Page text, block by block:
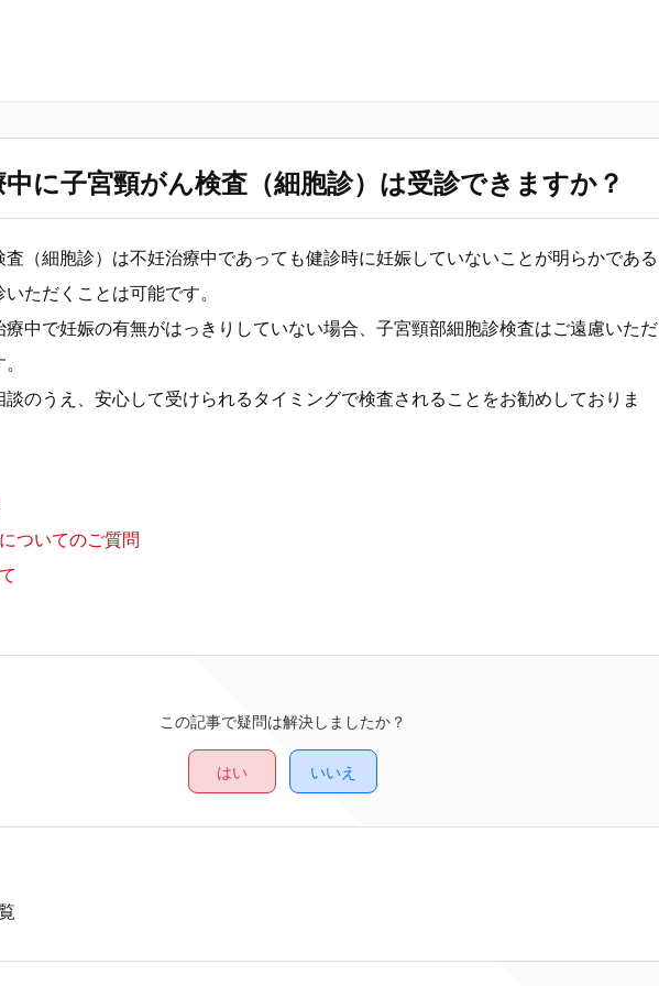
に子宮頸がん検査（細胞診）は受診できますか？
査（細胞診）は不妊治療中であっても健診時に妊娠していないことが明らかである
ただくことは可能です。
療中で妊娠の有無がはっきりしていない場合、子宮頸部細胞診検査はご遠慮いただ
談のうえ、安心して受けられるタイミングで検査されることをお勧めしておりま
ついてのご質問
この記事で疑問は解決しましたか？
はい いいえ